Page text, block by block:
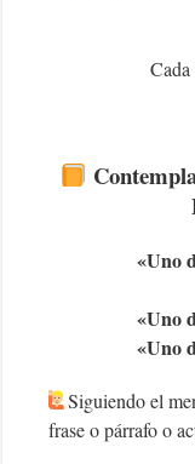
«Uno
«Uno
«Uno
Siguiendo el
frase o párrafo o